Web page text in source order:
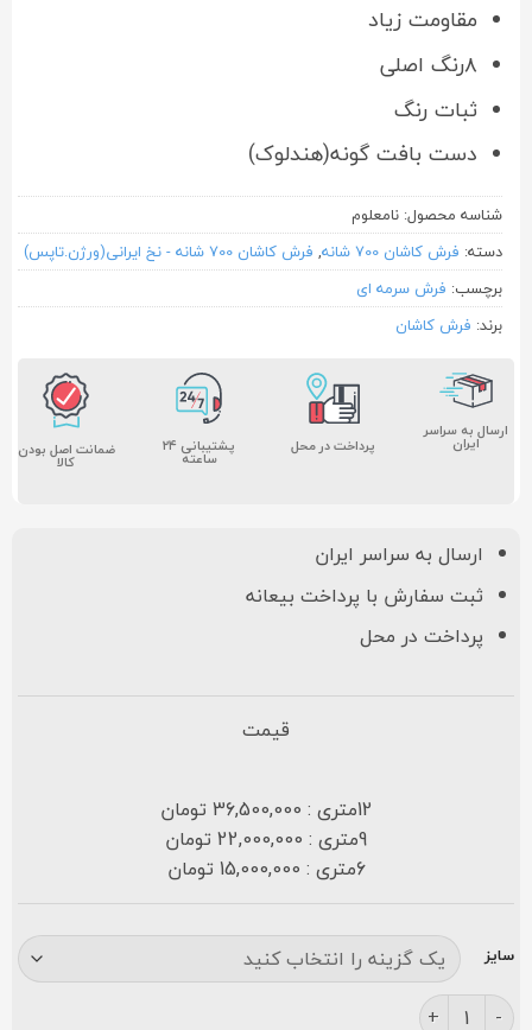
مقاومت زیاد
۸رنگ اصلی
ثبات رنگ
دست بافت گونه(هندلوک)
شناسه محصول: نامعلوم
دسته: فرش کاشان 700 شانه , فرش کاشان 700 شانه - نخ ایرانی(ورژن.تاپس)
برچسب: فرش سرمه ای
برند: فرش کاشان
ارسال به سراسر
ایران پرداخت در محل پشتیبانی ۲۴
ساعته ضمانت اصل بودن
کالا
ارسال به سراسر ایران
ثبت سفارش با پرداخت بیعانه
پرداخت در محل
قیمت
12متری : 36,500,000 تومان
9متری : 22,000,000 تومان
6متری : 15,000,000 تومان
سایز
فرش کاشان چیچک ۷۰۰ شانه سرمه ای عدد